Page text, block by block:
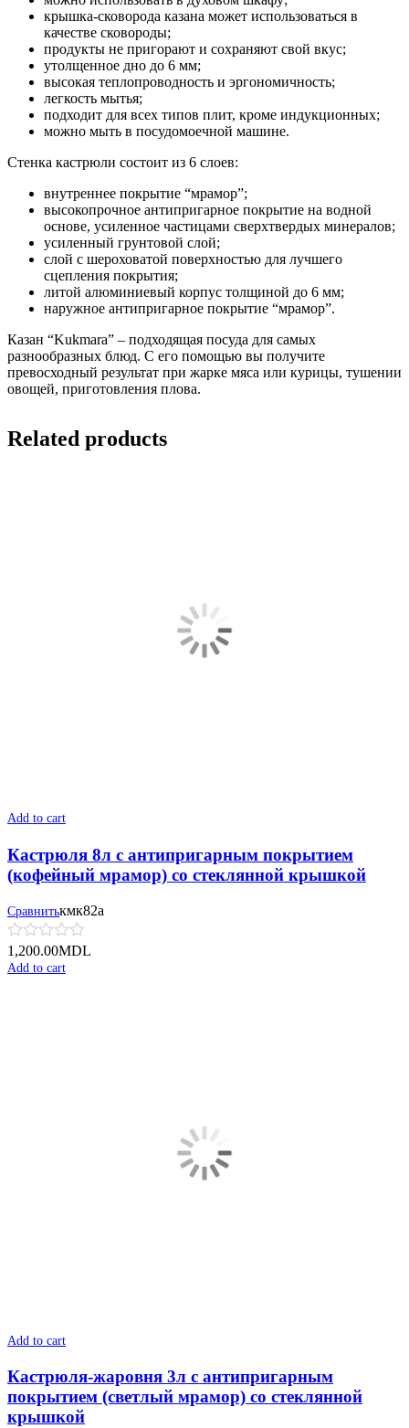
крышка-сковорода казана может использоваться в
качестве сковороды;
продукты не пригорают и сохраняют свой вкус;
утолщенное дно до 6 мм;
высокая теплопроводность и эргономичность;
легкость мытья;
подходит для всех типов плит, кроме индукционных;
можно мыть в посудомоечной машине.
Стенка кастрюли состоит из 6 слоев:
внутреннее покрытие “мрамор”;
высокопрочное антипригарное покрытие на водной
основе, усиленное частицами сверхтвердых минералов;
усиленный грунтовой слой;
слой с шероховатой поверхностью для лучшего
сцепления покрытия;
литой алюминиевый корпус толщиной до 6 мм;
наружное антипригарное покрытие “мрамор”.
Казан “Kukmara” – подходящая посуда для самых
разнообразных блюд. С его помощью вы получите
превосходный результат при жарке мяса или курицы, тушении
овощей, приготовления плова.
Related products
Add to cart
Кастрюля 8л с антипригарным покрытием
(кофейный мрамор) со стеклянной крышкой
Сравнитькмк82а
1,200.00MDL
Add to cart
Add to cart
Кастрюля-жаровня 3л с антипригарным
покрытием (светлый мрамор) со стеклянной
крышкой